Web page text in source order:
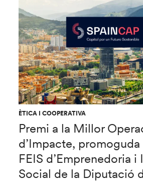
ÈTICA I COOPERATIVA
Premi a la Millor
d’Impacte,
FEIS d’Emprenedoria i
Social de la Diputació